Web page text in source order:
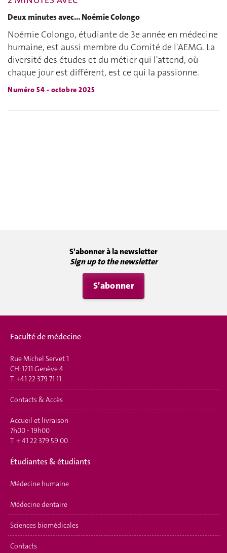
Deux minutes avec... Noémie Colongo
Noémie Colongo, étudiante de 3e année en médecine
humaine, est aussi membre du Comité de l'AEMG. La
diversité des études et du métier qui l'attend, où
chaque jour est différent, est ce qui la passionne.
Numéro 54 - octobre 2025
S'abonner à la newsletter
Sign up to the newsletter
S'abonner
Faculté de médecine
Rue Michel Servet 1
CH-1211 Genève 4
T. +41 22 379 71 11
Contacts & Accès
Accueil et livraison
7h00 - 19h00
T. + 41 22 379 59 00
Étudiantes & étudiants
Médecine humaine
Médecine dentaire
Sciences biomédicales
Contacts